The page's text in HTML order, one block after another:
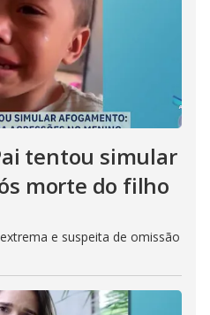
tentou simular
morte do filho
e suspeita de omissão